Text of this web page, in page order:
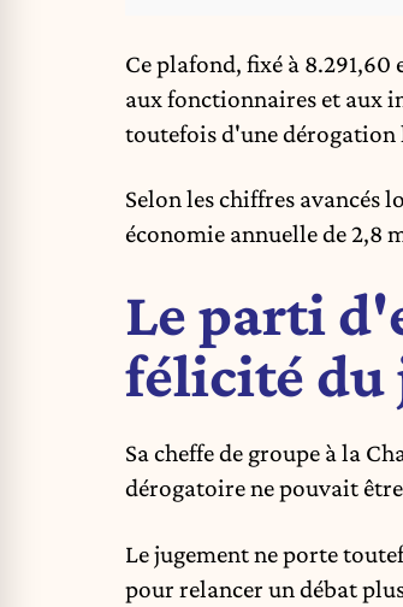
Ce plafond, fixé à
aux fonctionnaires et aux
toutefois d'une dérogation
Selon les chiffres avancés
économie annuelle de 2,8
Le parti
félicité du
Sa cheffe de groupe à la
dérogatoire ne pouvait
Le jugement ne porte
pour relancer un débat